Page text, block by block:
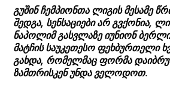
გუშინ ჩემპიონთა ლიგის მესამე
შედგა, სენსაციები არ გვქონია,
ნაპოლიმ გასვლაზე იუნიონ
მატჩის საუკეთესო ფეხბურთელი
გახდა, რომელმაც ფორმა
ზამთრისკენ უნდა ველოდოთ.